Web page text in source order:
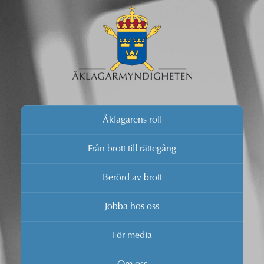
Åklagarens roll
Från brott till rättegång
Berörd av brott
Jobba hos oss
För media